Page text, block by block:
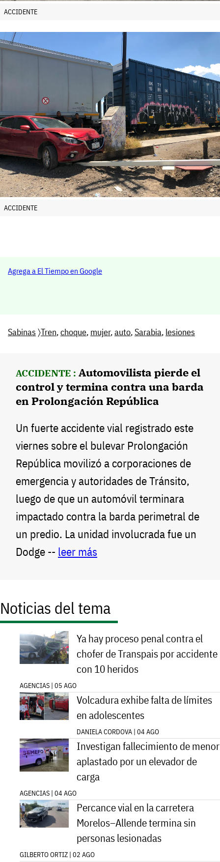
ACCIDENTE
ACCIDENTE
Agrega a El Tiempo en Google
Sabinas 〉Tren,choque, mujer,auto, Sarabia, lesiones
ACCIDENTE : Automovilista pierde el
control y termina contra una barda
en Prolongación República
Un fuerte accidente vial registrado este
viernes sobre el bulevar Prolongación
República movilizó a corporaciones de
emergencia y autoridades de Tránsito,
luego de que un automóvil terminara
impactado contra la barda perimetral de
un predio. La unidad involucrada fue un
Dodge -- leer más
Noticias del tema
Ya hay proceso penal contra el
chofer de Transpais por accidente
con 10 heridos
AGENCIAS | 05 AGO
Volcadura exhibe falta de límites
en adolescentes
DANIELA CORDOVA | 04 AGO
Investigan fallecimiento de menor
aplastado por un elevador de
carga
AGENCIAS | 04 AGO
Percance vial en la carretera
Morelos–Allende termina sin
personas lesionadas
GILBERTO ORTIZ | 02 AGO